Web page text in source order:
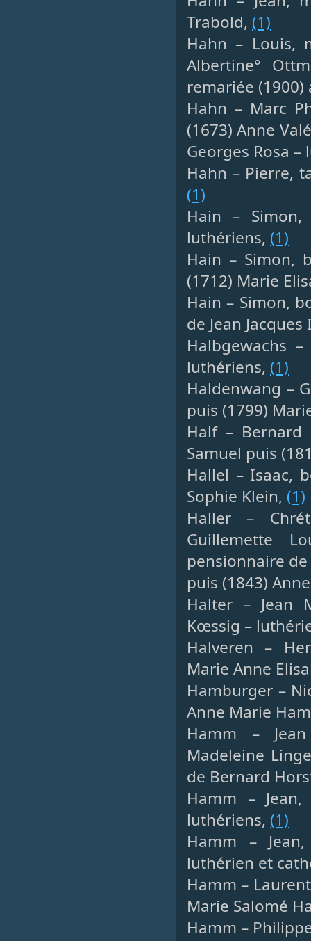
Trabold, (1)
Hahn – Louis,
Albertine°
remariée
Hahn – Marc
(1673) Anne
Georges Rosa
Hahn – Pierre,
(1)
Hain –
luthériens, (1)
Hain – Simon,
(1712) Marie
Hain – Simon,
de Jean
Halbgewachs
luthériens, (1)
Haldenwang –
puis (1799)
Half – Bernard
Samuel puis
Hallel – Isaac,
Sophie Klein, (1)
Haller –
Guillemette
pensionnaire de
puis (1843)
Halter – Jean
Kœssig –
Halveren –
Marie Anne
Hamburger –
Anne Marie
Hamm –
Madeleine
de Bernard
Hamm –
luthériens, (1)
Hamm –
luthérien et
Hamm –
Marie Salomé
Hamm –